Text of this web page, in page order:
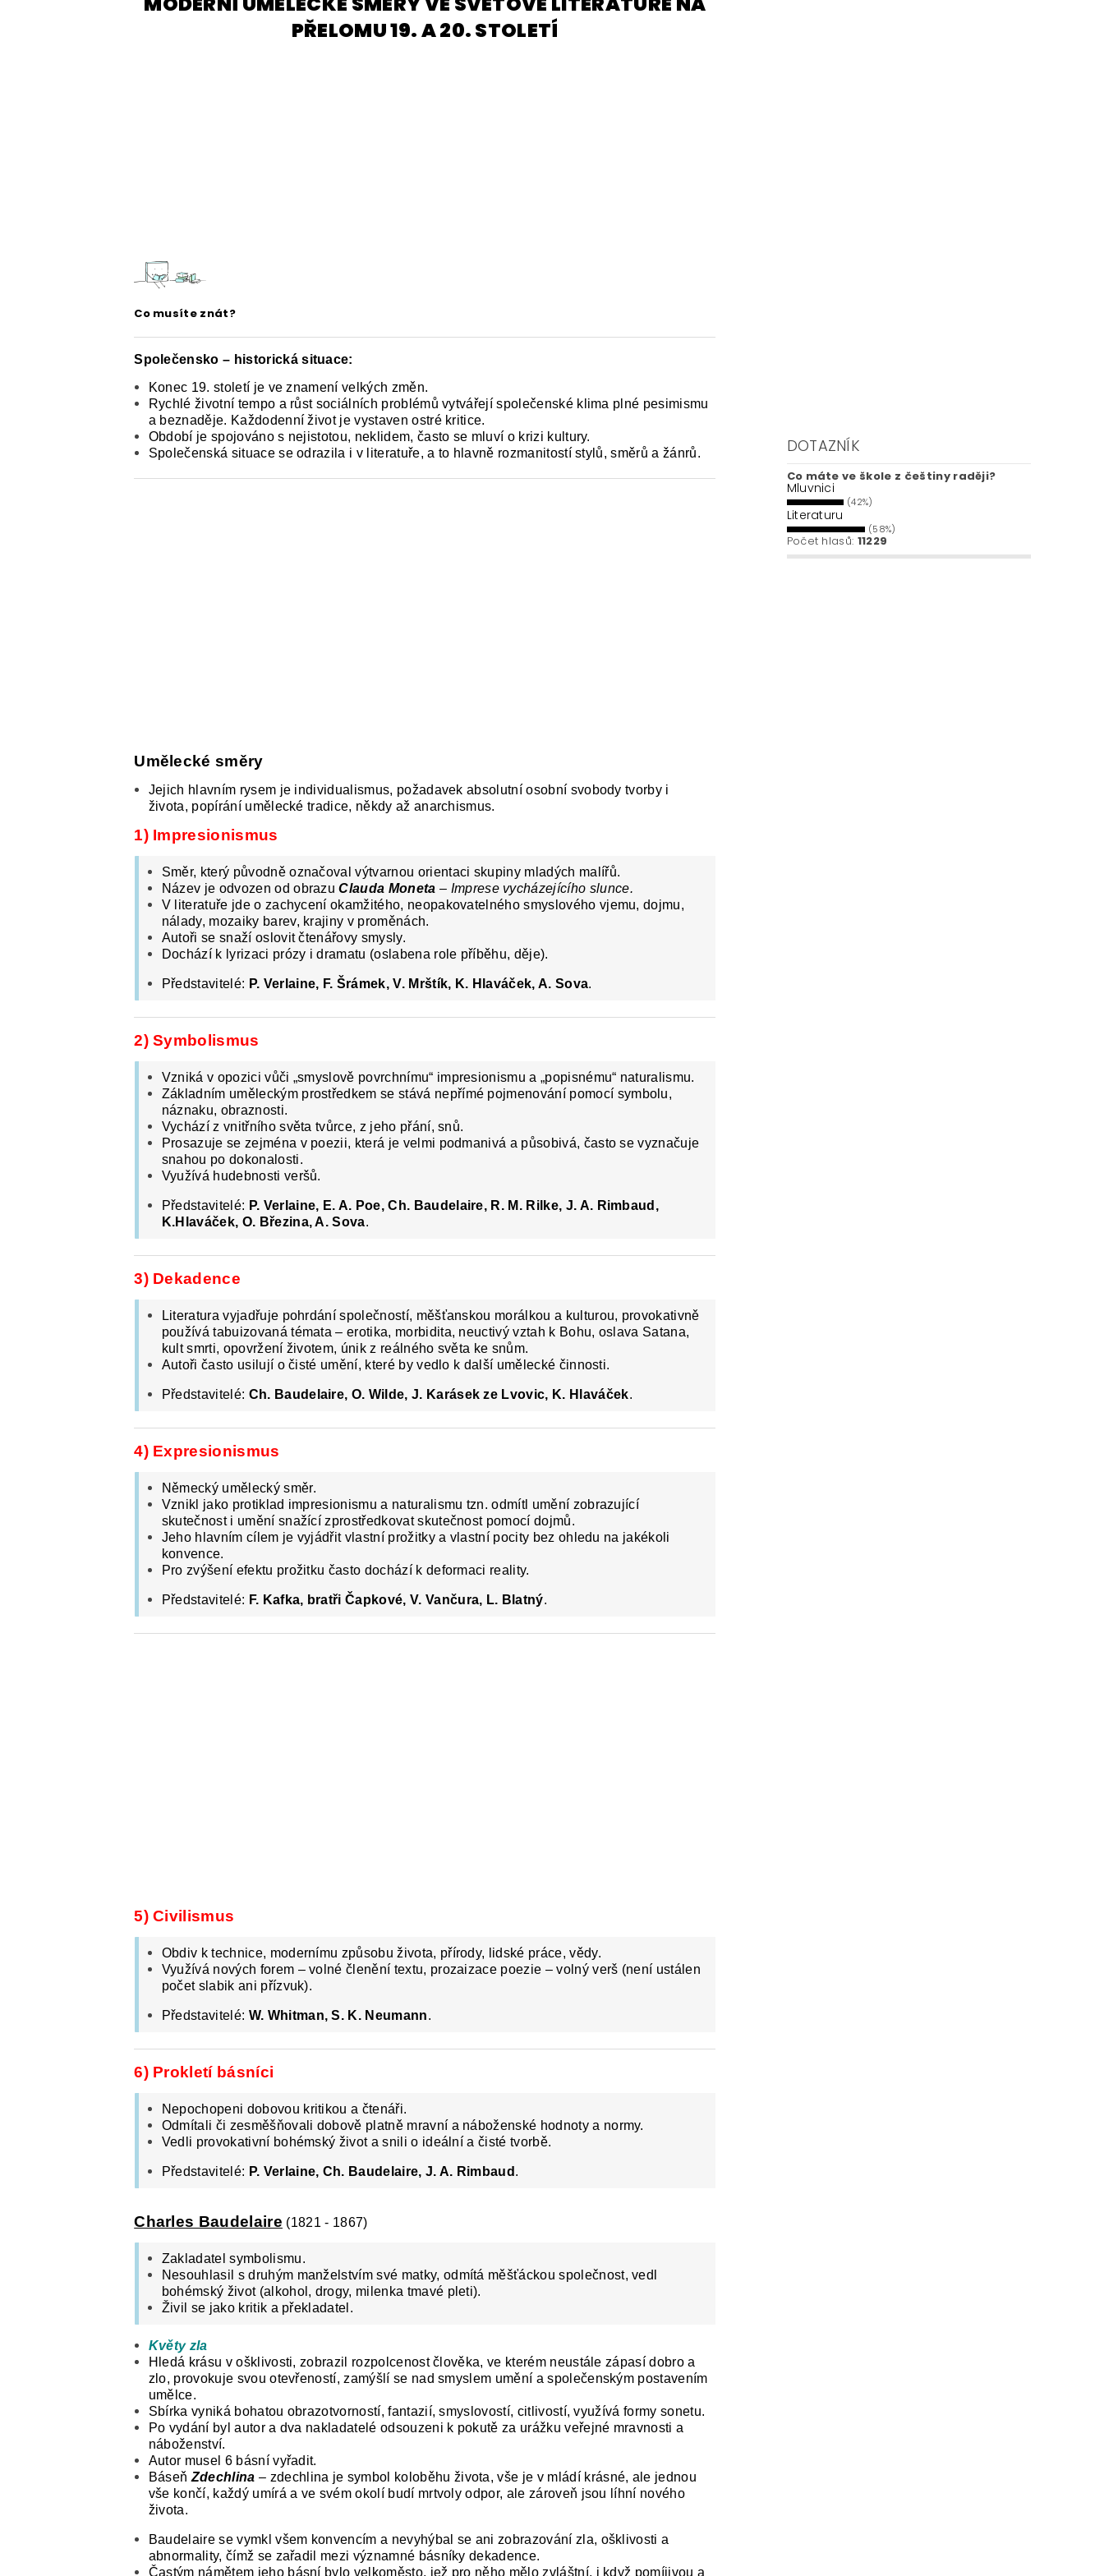
ČESKÝ JAZYK PRO STŘEDNÍ ŠKOLY
DĚJEPIS PRO ZÁKLADNÍ ŠKOLY
PŘELOMU 19. A 20. STOLETÍ
Co musíte znát?
Společensko – historická situace:
Konec 19. století je ve znamení velkých změn.
Rychlé životní tempo a růst sociálních problémů vytvářejí společenské klima plné pesimismu
a beznaděje. Každodenní život je vystaven ostré kritice.
Období je spojováno s nejistotou, neklidem, často se mluví o krizi kultury.
Společenská situace se odrazila i v literatuře, a to hlavně rozmanitostí stylů, směrů a žánrů.
Umělecké směry
Jejich hlavním rysem je individualismus, požadavek absolutní osobní svobody tvorby i
života, popírání umělecké tradice, někdy až anarchismus.
1) Impresionismus
Směr, který původně označoval výtvarnou orientaci skupiny mladých malířů.
Název je odvozen od obrazuClauda Moneta – Imprese vycházejícího slunce.
V literatuře jde o zachycení okamžitého, neopakovatelného smyslového vjemu, dojmu,
nálady, mozaiky barev, krajiny v proměnách.
Autoři se snaží oslovit čtenářovy smysly.
Dochází k lyrizaci prózy i dramatu (oslabena role příběhu, děje).
Představitelé: P. Verlaine, F. Šrámek, V. Mrštík, K. Hlaváček, A. Sova.
2) Symbolismus
Vzniká v opozici vůči „smyslově povrchnímu“ impresionismu a „popisnému“ naturalismu.
Základním uměleckým prostředkem se stává nepřímé pojmenování pomocí symbolu,
náznaku, obraznosti.
Vychází z vnitřního světa tvůrce, z jeho přání, snů.
Prosazuje se zejména v poezii, která je velmi podmanivá a působivá, často se vyznačuje
snahou po dokonalosti.
Využívá hudebnosti veršů.
Představitelé: P. Verlaine, E. A. Poe, Ch. Baudelaire, R. M. Rilke, J. A. Rimbaud,
K.Hlaváček, O. Březina, A. Sova.
3) Dekadence
Literatura vyjadřuje pohrdání společností, měšťanskou morálkou a kulturou, provokativně
používá tabuizovaná témata – erotika, morbidita, neuctivý vztah k Bohu, oslava Satana,
kult smrti, opovržení životem, únik z reálného světa ke snům.
Autoři často usilují o čisté umění, které by vedlo k další umělecké činnosti.
Představitelé: Ch. Baudelaire, O. Wilde, J. Karásek ze Lvovic, K. Hlaváček.
4) Expresionismus
Německý umělecký směr.
Vznikl jako protiklad impresionismu a naturalismu tzn. odmítl umění zobrazující
skutečnost i umění snažící zprostředkovat skutečnost pomocí dojmů.
Jeho hlavním cílem je vyjádřit vlastní prožitky a vlastní pocity bez ohledu na jakékoli
konvence.
Pro zvýšení efektu prožitku často dochází k deformaci reality.
Představitelé: F. Kafka, bratři Čapkové, V. Vančura, L. Blatný.
5) Civilismus
Obdiv k technice, modernímu způsobu života, přírody, lidské práce, vědy.
Využívá nových forem – volné členění textu, prozaizace poezie – volný verš (není ustálen
počet slabik ani přízvuk).
Představitelé: W. Whitman, S. K. Neumann.
6) Prokletí básníci
Nepochopeni dobovou kritikou a čtenáři.
Odmítali či zesměšňovali dobově platně mravní a náboženské hodnoty a normy.
Vedli provokativní bohémský život a snili o ideální a čisté tvorbě.
Představitelé: P. Verlaine, Ch. Baudelaire, J. A. Rimbaud .
Charles Baudelaire (1821 - 1867)
Zakladatel symbolismu.
Nesouhlasil s druhým manželstvím své matky, odmítá měšťáckou společnost, vedl
bohémský život (alkohol, drogy, milenka tmavé pleti).
Živil se jako kritik a překladatel.
Květy zla
Hledá krásu v ošklivosti, zobrazil rozpolcenost člověka, ve kterém neustále zápasí dobro a
zlo, provokuje svou otevřeností, zamýšlí se nad smyslem umění a společenským postavením
umělce.
Sbírka vyniká bohatou obrazotvorností, fantazií, smyslovostí, citlivostí, využívá formy sonetu.
Po vydání byl autor a dva nakladatelé odsouzeni k pokutě za urážku veřejné mravnosti a
náboženství.
Autor musel 6 básní vyřadit.
Báseň Zdechlina – zdechlina je symbol koloběhu života, vše je v mládí krásné, ale jednou
vše končí, každý umírá a ve svém okolí budí mrtvoly odpor, ale zároveň jsou líhní nového
života.
Baudelaire se vymkl všem konvencím a nevyhýbal se ani zobrazování zla, ošklivosti a
abnormality, čímž se zařadil mezi významné básníky dekadence.
Častým námětem jeho básní bylo velkoměsto, jež pro něho mělo zvláštní, i když pomíjivou a
DOTAZNÍK
Co máte ve škole z češtiny raději?
Mluvnici
(42%)
Literaturu
(58%)
Počet hlasů: 11229